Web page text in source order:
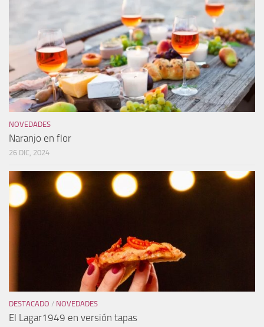
NOVEDADES
Naranjo en flor
26 DIC, 2024
DESTACADO / NOVEDADES
El Lagar1949 en versión tapas